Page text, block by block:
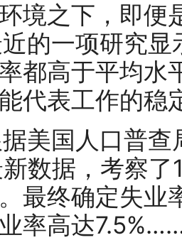
境之下，即便
的一项研究
都高于平均水
代表工作的稳
美国人口普
数据，考察
最终确定失业
率高达